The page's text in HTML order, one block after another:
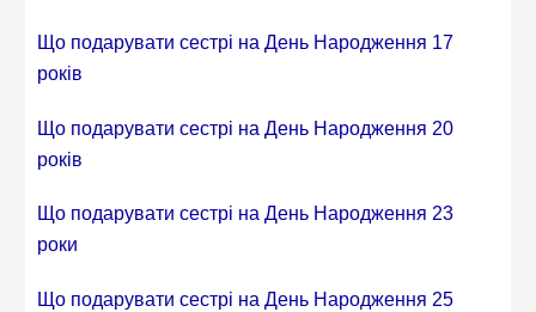
Що подарувати сестрі на День Народження 17
років
Що подарувати сестрі на День Народження 20
років
Що подарувати сестрі на День Народження 23
роки
Що подарувати сестрі на День Народження 25